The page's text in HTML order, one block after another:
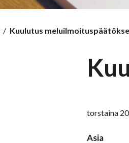
/ Kuulutus
torstaina
Asia